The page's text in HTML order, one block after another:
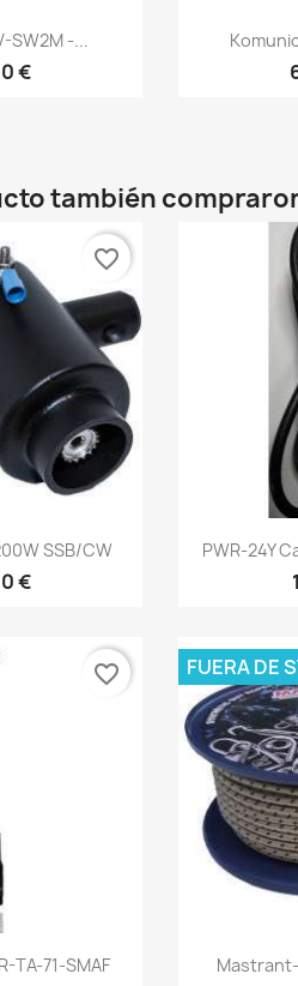
rápida
SW2M -...
€

también
rápidaSSB/CW
€
favorite_border

PWR-24Y
TA-71-SMAF
favorite_border

FUERA DE